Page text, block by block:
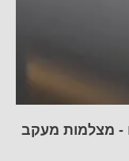
- מצלמות מעקב